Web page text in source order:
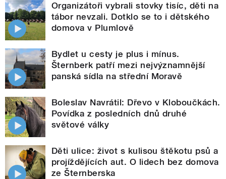
Organizátoři vybrali stovky tisíc, děti na
tábor nevzali. Dotklo se to i dětského
domova v Plumlově
Bydlet u cesty je plus i mínus.
Šternberk patří mezi nejvýznamnější
panská sídla na střední Moravě
Boleslav Navrátil: Dřevo v Kloboučkách.
Povídka z posledních dnů druhé
světové války
Děti ulice: život s kulisou štěkotu psů a
projíždějících aut. O lidech bez domova
ze Šternberska